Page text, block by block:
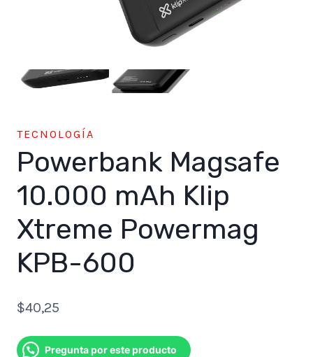
TECNOLOGÍA
Powerbank Magsafe
10.000 mAh Klip
Xtreme Powermag
KPB-600
$40,25
Pregunta por este producto